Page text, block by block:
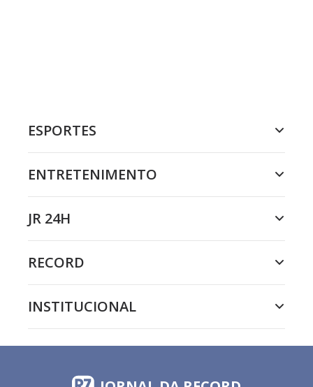
ESPORTES
ENTRETENIMENTO
JR 24H
RECORD
INSTITUCIONAL